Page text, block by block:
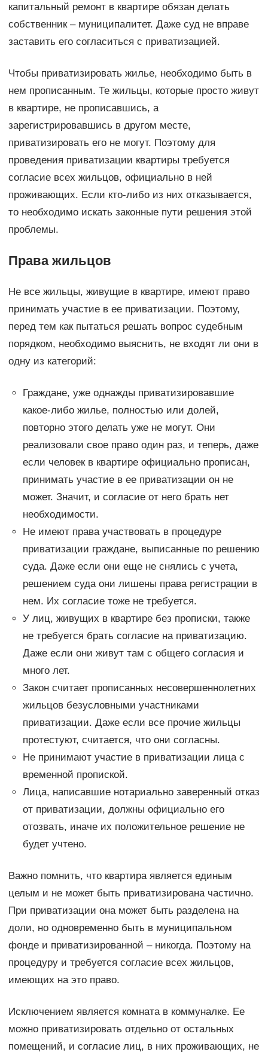
капитальный ремонт в квартире обязан делать
собственник – муниципалитет. Даже суд не вправе
заставить его согласиться с приватизацией.
Чтобы приватизировать жилье, необходимо быть в
нем прописанным. Те жильцы, которые просто живут
в квартире, не прописавшись, а
зарегистрировавшись в другом месте,
приватизировать его не могут. Поэтому для
проведения приватизации квартиры требуется
согласие всех жильцов, официально в ней
проживающих. Если кто-либо из них отказывается,
то необходимо искать законные пути решения этой
проблемы.
Права жильцов
Не все жильцы, живущие в квартире, имеют право
принимать участие в ее приватизации. Поэтому,
перед тем как пытаться решать вопрос судебным
порядком, необходимо выяснить, не входят ли они в
одну из категорий:
Граждане, уже однажды приватизировавшие
какое-либо жилье, полностью или долей,
повторно этого делать уже не могут. Они
реализовали свое право один раз, и теперь, даже
если человек в квартире официально прописан,
принимать участие в ее приватизации он не
может. Значит, и согласие от него брать нет
необходимости.
Не имеют права участвовать в процедуре
приватизации граждане, выписанные по решению
суда. Даже если они еще не снялись с учета,
решением суда они лишены права регистрации в
нем. Их согласие тоже не требуется.
У лиц, живущих в квартире без прописки, также
не требуется брать согласие на приватизацию.
Даже если они живут там с общего согласия и
много лет.
Закон считает прописанных несовершеннолетних
жильцов безусловными участниками
приватизации. Даже если все прочие жильцы
протестуют, считается, что они согласны.
Не принимают участие в приватизации лица с
временной пропиской.
Лица, написавшие нотариально заверенный отказ
от приватизации, должны официально его
отозвать, иначе их положительное решение не
будет учтено.
Важно помнить, что квартира является единым
целым и не может быть приватизирована частично.
При приватизации она может быть разделена на
доли, но одновременно быть в муниципальном
фонде и приватизированной – никогда. Поэтому на
процедуру и требуется согласие всех жильцов,
имеющих на это право.
Исключением является комната в коммуналке. Ее
можно приватизировать отдельно от остальных
помещений, и согласие лиц, в них проживающих, не